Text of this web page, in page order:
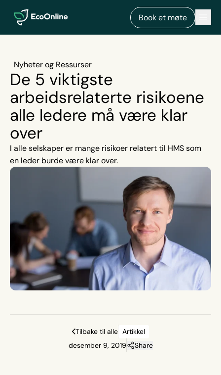
EcoOnline
Book et møte
Nyheter og Ressurser
De 5 viktigste
arbeidsrelaterte risikoene
alle ledere må være klar
over
I alle selskaper er mange risikoer relatert til HMS som
en leder burde være klar over.
Tilbake til alle Artikkel
desember 9, 2019
Share